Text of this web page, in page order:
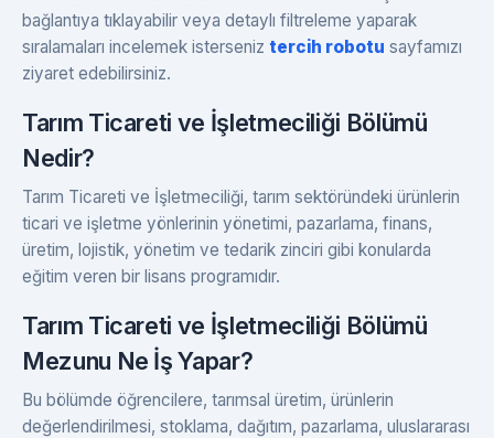
bağlantıya tıklayabilir veya detaylı filtreleme yaparak
sıralamaları incelemek isterseniz tercih robotu sayfamızı
ziyaret edebilirsiniz.
Tarım Ticareti ve İşletmeciliği Bölümü
Nedir?
Tarım Ticareti ve İşletmeciliği, tarım sektöründeki ürünlerin
ticari ve işletme yönlerinin yönetimi, pazarlama, finans,
üretim, lojistik, yönetim ve tedarik zinciri gibi konularda
eğitim veren bir lisans programıdır.
Tarım Ticareti ve İşletmeciliği Bölümü
Mezunu Ne İş Yapar?
Bu bölümde öğrencilere, tarımsal üretim, ürünlerin
değerlendirilmesi, stoklama, dağıtım, pazarlama, uluslararası